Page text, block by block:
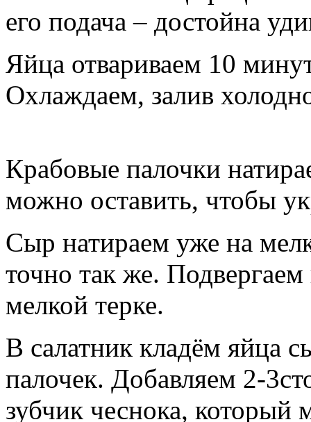
его подача – достойна
Яйца отвариваем 10
Охлаждаем, залив
Крабовые палочки
можно оставить, чтобы
Сыр натираем уже на
точно так же.
мелкой терке.
В салатник кладём яйца
палочек. Добавляем 2-
зубчик чеснока, который